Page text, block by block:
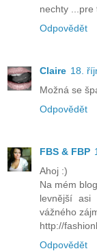
nechty ...pre
Odpovědět
Claire 18.
Možná se
Odpovědět
FBS & FBP
Ahoj :)
Na mém
levnější asi
vážného
http://
Odpovědět